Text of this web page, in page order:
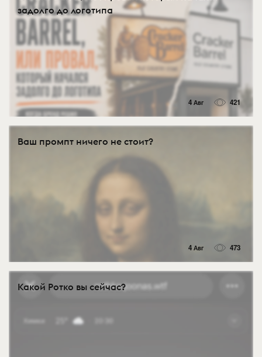
задолго до логотипа
4 Авг 421
Ваш промпт ничего не стоит?
4 Авг 473
Какой Ротко вы сейчас?